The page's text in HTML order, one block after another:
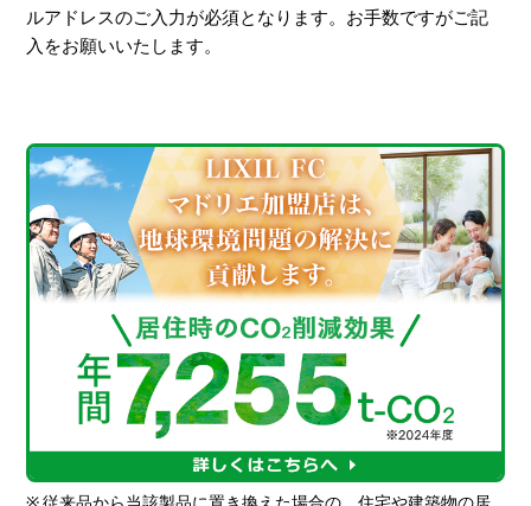
ルアドレスのご入力が必須となります。お手数ですがご記
入をお願いいたします。